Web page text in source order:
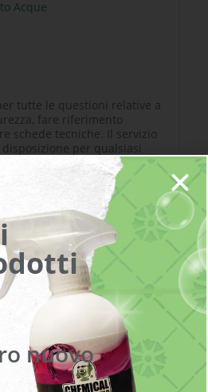
Acque
tutte le questioni relative a
fare riferimento
schede tecniche. Il servizio
per qualsiasi
NON ACIDO
nuovo